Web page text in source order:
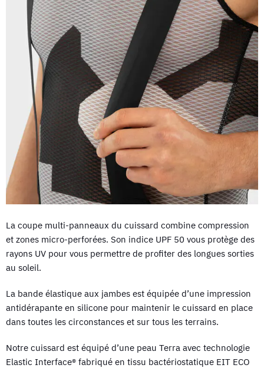
La coupe multi-panneaux du cuissard combine compression
et zones micro-perforées. Son indice UPF 50 vous protège des
rayons UV pour vous permettre de profiter des longues sorties
au soleil.
La bande élastique aux jambes est équipée d’une impression
antidérapante en silicone pour maintenir le cuissard en place
dans toutes les circonstances et sur tous les terrains.
Notre cuissard est équipé d’une peau Terra avec technologie
Elastic Interface® fabriqué en tissu bactériostatique EIT ECO